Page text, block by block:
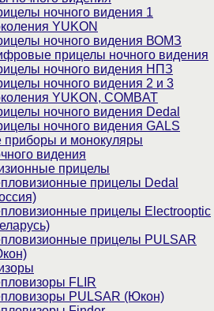
ночного видения 1
YUKON
ночного видения ВОМЗ
прицелы ночного видения
ночного видения НПЗ
ночного видения 2 и 3
YUKON, COMBAT
ночного видения Dedal
ночного видения GALS
приборы и монокуляры
видения
прицелы
прицелы Dedal
прицелы Electrooptic
прицелы PULSAR
FLIR
PULSAR (Юкон)